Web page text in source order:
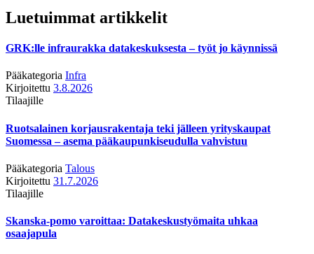
Luetuimmat artikkelit
GRK:lle infraurakka datakeskuksesta – työt jo käynnissä
Pääkategoria Infra
Kirjoitettu 3.8.2026
Tilaajille
Ruotsalainen korjausrakentaja teki jälleen yrityskaupat
Suomessa – asema pääkaupunkiseudulla vahvistuu
Pääkategoria Talous
Kirjoitettu 31.7.2026
Tilaajille
Skanska-pomo varoittaa: Datakeskustyömaita uhkaa
osaajapula